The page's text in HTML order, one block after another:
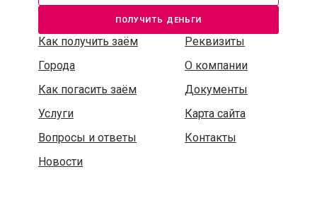
получить деньги
Как получить заём
Реквизиты
Города
О компании
Как погасить заём
Документы
Услуги
Карта сайта
Вопросы и ответы
Контакты
Новости